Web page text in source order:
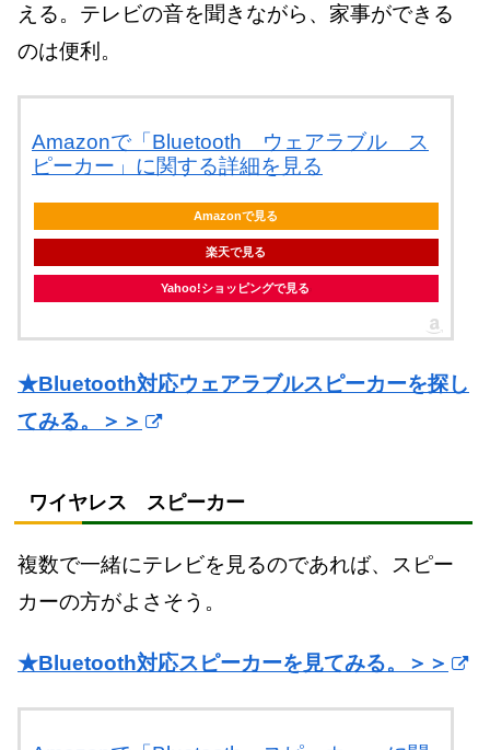
える。テレビの音を聞きながら、家事ができる
のは便利。
Amazonで「Bluetooth ウェアラブル ス
ピーカー」に関する詳細を見る
Amazonで見る
楽天で見る
Yahoo!ショッピングで見る
★Bluetooth対応ウェアラブルスピーカーを探し
てみる。＞＞
ワイヤレス スピーカー
複数で一緒にテレビを見るのであれば、スピー
カーの方がよさそう。
★Bluetooth対応スピーカーを見てみる。＞＞